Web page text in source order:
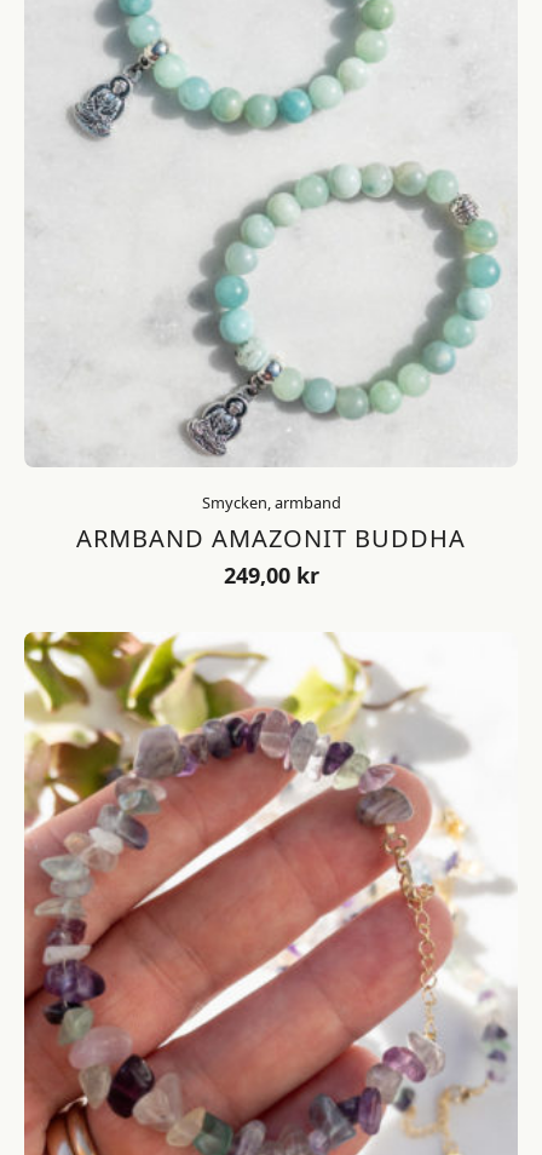
Smycken, armband
ARMBAND AMAZONIT BUDDHA
249,00 kr